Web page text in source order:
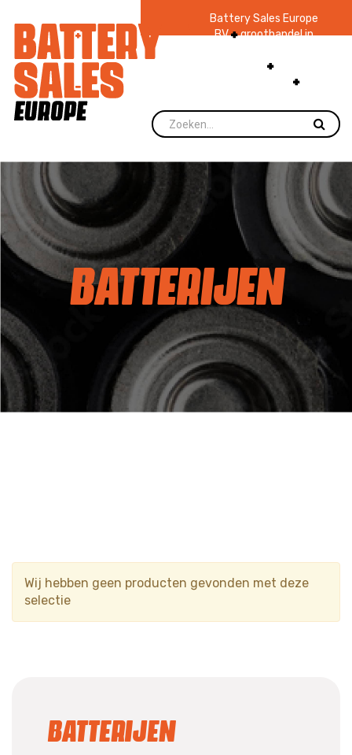
Battery Sales Europe
BV groothandel in
zaklampen Ruim 48
jaar ervaring
voorraad.
BATTERIJEN
Wij hebben geen producten gevonden met deze
selectie
Batterijen